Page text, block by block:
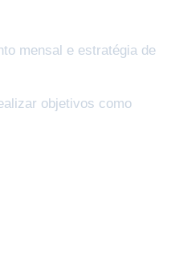
mensal e estratégia de
objetivos como